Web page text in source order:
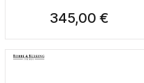
345,00 €